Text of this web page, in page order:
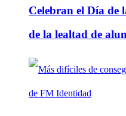
Celebran el Día de
de la lealtad de